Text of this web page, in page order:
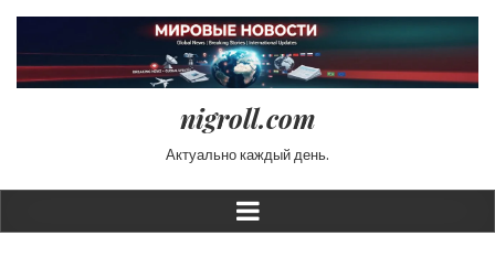
nigroll.com
Актуально каждый день.